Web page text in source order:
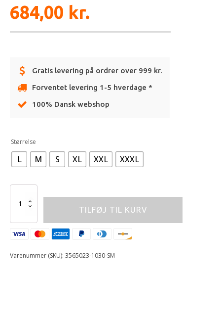
684,00 kr.
Gratis levering på ordrer over 999 kr.
Forventet levering 1-5 hverdage *
100% Dansk webshop
Størrelse
L M S XL XXL XXXL
GLOVE
BLACK/RED
antal
TILFØJ TIL KURV
Varenummer (SKU): 3565023-1030-SM